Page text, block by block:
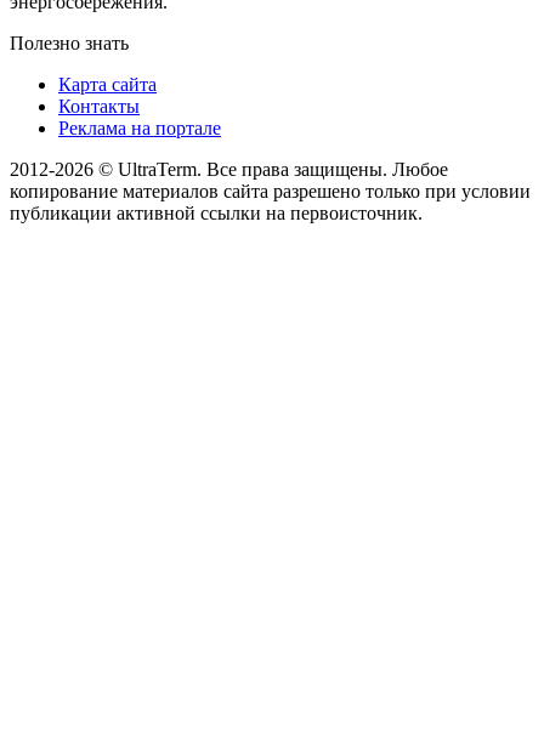
Полезно знать
Карта сайта
Контакты
Реклама на портале
2012-2026 © UltraTerm. Все права защищены. Любое
копирование материалов сайта разрешено только при условии
публикации активной ссылки на первоисточник.